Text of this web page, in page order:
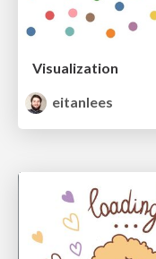
Visualization
eitanlees